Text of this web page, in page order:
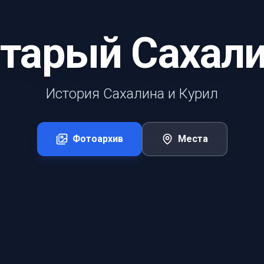
История Сахалина и Курил
Фотоархив Места